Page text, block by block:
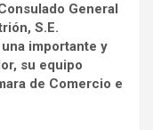
General
S.E.
importante y
su equipo
de Comercio e